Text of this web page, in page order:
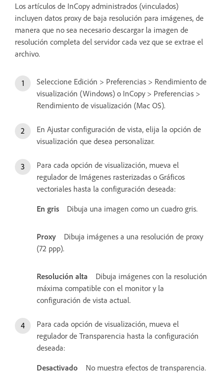
Los artículos de InCopy administrados (vinculados)
incluyen datos proxy de baja resolución para imágenes, de
manera que no sea necesario descargar la imagen de
resolución completa del servidor cada vez que se extrae el
archivo.
Seleccione Edición > Preferencias > Rendimiento de
visualización (Windows) o InCopy > Preferencias >
Rendimiento de visualización (Mac OS).
En Ajustar configuración de vista, elija la opción de
visualización que desea personalizar.
Para cada opción de visualización, mueva el
regulador de Imágenes rasterizadas o Gráficos
vectoriales hasta la configuración deseada:
En gris
Dibuja una imagen como un cuadro gris.
Proxy
Dibuja imágenes a una resolución de proxy
(72 ppp).
Resolución alta
Dibuja imágenes con la resolución
máxima compatible con el monitor y la
configuración de vista actual.
Para cada opción de visualización, mueva el
regulador de Transparencia hasta la configuración
deseada:
Desactivado
No muestra efectos de transparencia.